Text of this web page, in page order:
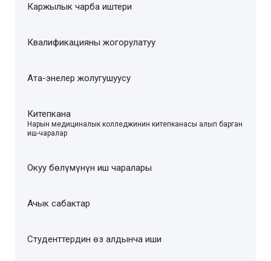
Каржылык чарба иштери
Квалификацияны жогорулатуу
Ата-энелер жолугушуусу
Китепкана
–
Нарын медициналык колледжинин китепканасы алып барган
иш-чаралар
Окуу бөлүмүнүн иш чаралары
Ачык сабактар
Студенттердин өз алдынча иши